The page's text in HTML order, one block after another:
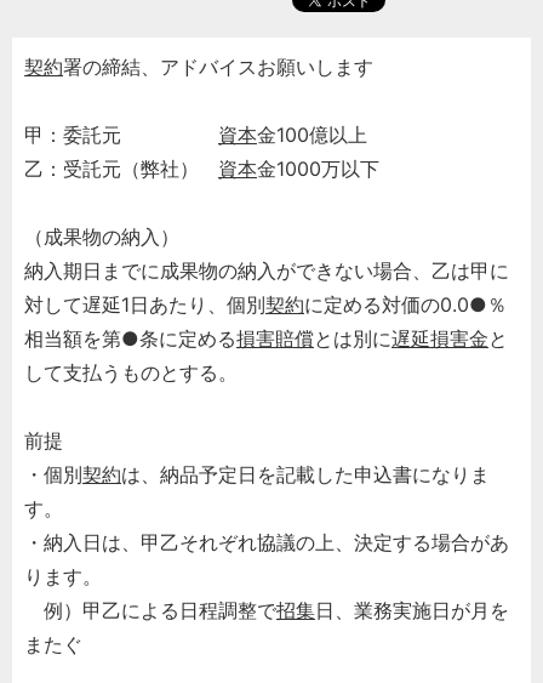
契約署の締結、アドバイスお願いします
甲：委託元 資本金100億以上
乙：受託元（弊社） 資本金1000万以下
（成果物の納入）
納入期日までに成果物の納入ができない場合、乙は甲に
対して遅延1日あたり、個別契約に定める対価の0.0●％
相当額を第●条に定める損害賠償とは別に遅延損害金と
して支払うものとする。
前提
・個別契約は、納品予定日を記載した申込書になりま
す。
・納入日は、甲乙それぞれ協議の上、決定する場合があ
ります。
例）甲乙による日程調整で招集日、業務実施日が月を
またぐ